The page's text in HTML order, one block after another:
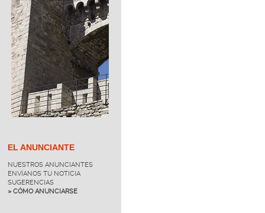
EL ANUNCIANTE
NUESTROS ANUNCIANTES
ENVÍANOS TU NOTICIA
SUGERENCIAS
» CÓMO ANUNCIARSE